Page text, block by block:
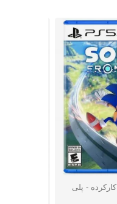
بازی Sonic Frontiers کارکرده - پلی